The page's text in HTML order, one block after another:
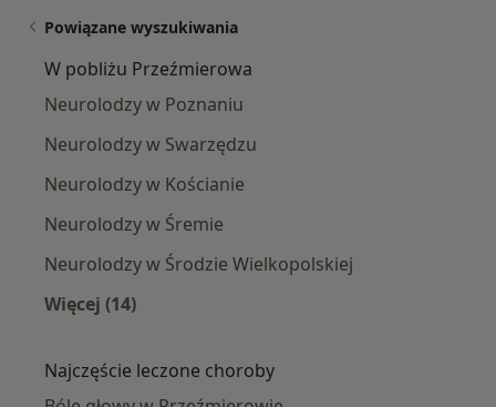
Powiązane wyszukiwania
W pobliżu Przeźmierowa
Neurolodzy w Poznaniu
Neurolodzy w Swarzędzu
Neurolodzy w Kościanie
Neurolodzy w Śremie
Neurolodzy w Środzie Wielkopolskiej
Więcej (14)
Najczęście leczone choroby